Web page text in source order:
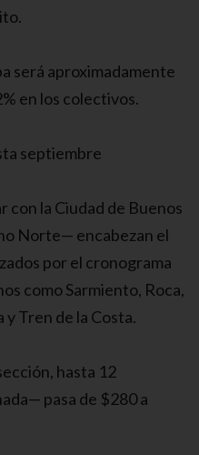
será aproximadamente
en los colectivos.
septiembre
con la Ciudad de Buenos
Norte— encabezan el
por el cronograma
como Sarmiento, Roca,
Tren de la Costa.
hasta 12
pasa de $280 a